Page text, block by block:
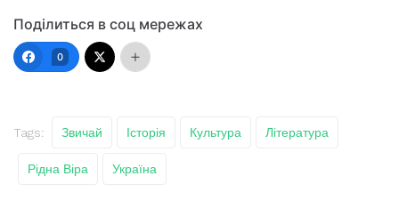
Поділиться в соц мережах
0
Tags: Звичай Історія Культура Література
Рідна Віра Україна